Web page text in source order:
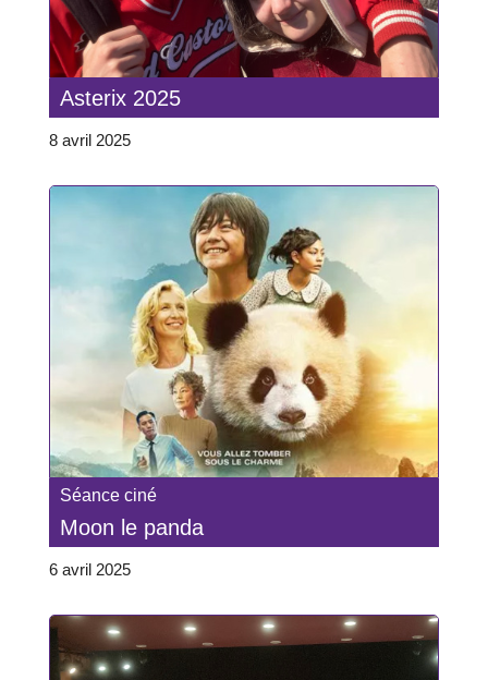
Asterix 2025
8 avril 2025
Séance ciné
Moon le panda
6 avril 2025